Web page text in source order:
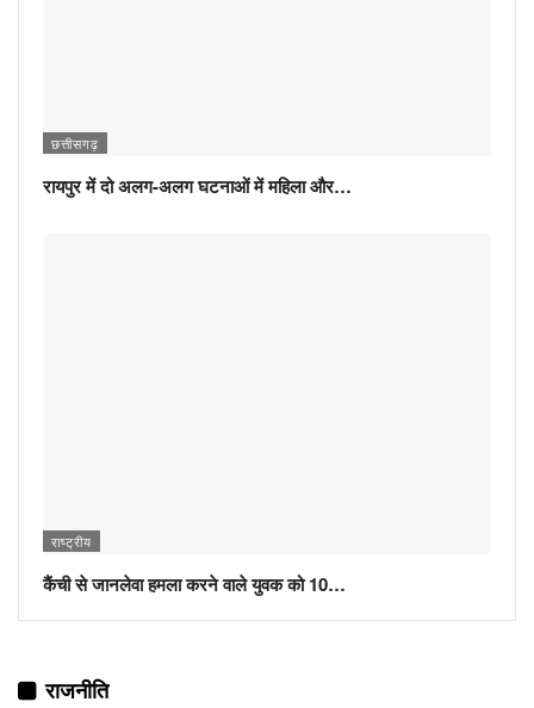
छत्तीसगढ़
रायपुर में दो अलग-अलग घटनाओं में महिला और…
राष्ट्रीय
कैंची से जानलेवा हमला करने वाले युवक को 10…
राजनीति